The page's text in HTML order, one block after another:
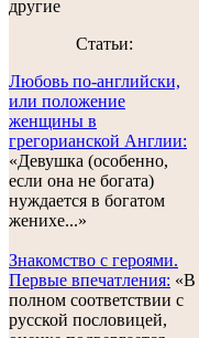
другие
Статьи:
Любовь по-английски,
или положение
женщины в
грегорианской Англии:
«Девушка (особенно,
если она не богата)
нуждается в богатом
женихе...»
Знакомство с героями.
Первые впечатления: «В
полном соответствии с
русской пословицей,